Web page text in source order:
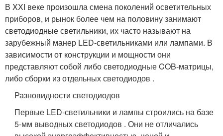
В XXI веке произошла смена поколений осветительных
приборов, и рынок более чем на половину занимают
светодиодные светильники, их часто называют на
зарубежный манер LED-светильниками или лампами. В
зависимости от конструкции и мощности они
представляют собой либо светодиодные COB-матрицы,
либо сборки из отдельных светодиодов .
Разновидности светодиодов
Первые LED-светильники и лампы строились на базе
5-мм выводных светодиодов . Они не отличались